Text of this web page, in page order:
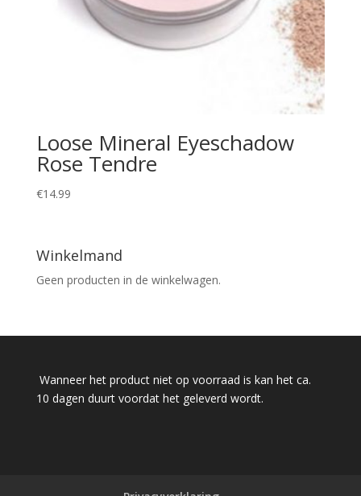
Loose Mineral Eyeschadow
Rose Tendre
€14.99
Winkelmand
Geen producten in de winkelwagen.
Wanneer het product niet op voorraad is kan het ca.
10 dagen duurt voordat het geleverd wordt.